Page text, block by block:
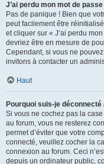
J’ai perdu mon mot de passe
Pas de panique ! Bien que
peut facilement être
et cliquer sur « J’ai perdu
devriez être en mesure de
Cependant, si vous ne
invitons à contacter un
Haut
Pourquoi suis-je
Si vous ne cochez pas la
au forum, vous ne resterez
permet d’éviter que votre
connecté, veuillez cocher la
connexion au forum. Ceci
depuis un ordinateur public,